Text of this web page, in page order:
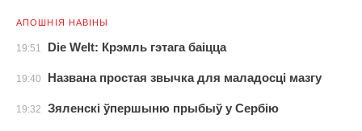
АПОШНІЯ НАВІНЫ
19:51 Die Welt: Крэмль гэтага баіцца
19:40 Названа простая звычка для маладосці мазгу
19:32 Зяленскі ўпершыню прыбыў у Сербію